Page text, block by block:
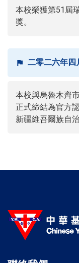
本校榮獲第51屆
獎。
二零二六年四
本校與烏魯木齊
正式締結為官方
新疆維吾爾族自